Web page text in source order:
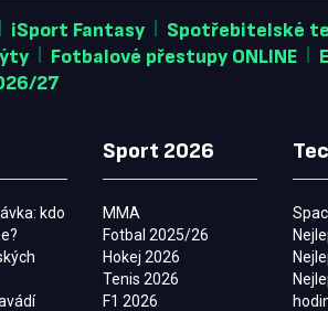
iSport Fantasy
Spotřebitelské
Fotbalové přestupy ONLINE
27
kdo
Sport 2026
MMA
Fotbal 2025/26
Hokej 2026
Tenis 2026
F1 2026